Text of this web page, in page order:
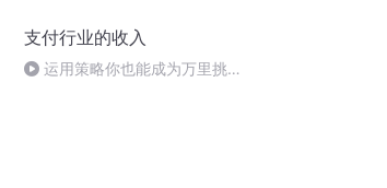
支付行业的收入
运用策略你也能成为万里挑一